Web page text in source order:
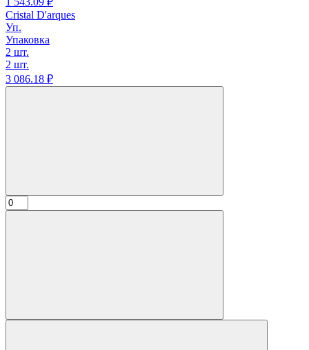
Cristal D'arques
Уп.
Упаковка
2 шт.
2 шт.
3 086.18 ₽